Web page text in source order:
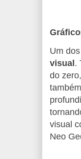
Um
visual .
do
visual
Neo